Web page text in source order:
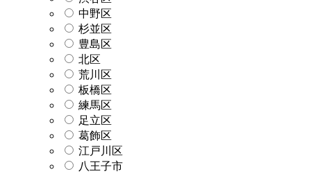
中野区
杉並区
豊島区
北区
荒川区
板橋区
練馬区
足立区
葛飾区
江戸川区
八王子市